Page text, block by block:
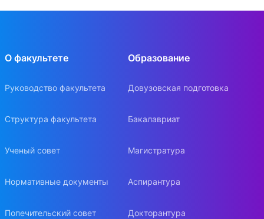
О факультете
Руководство факультета
Структура факультета
Ученый совет
Нормативные документы
Попечительский совет
Образование
Довузовская подготовка
Бакалавриат
Магистратура
Аспирантура
Докторантура